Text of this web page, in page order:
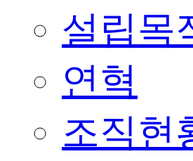
설립목
연혁
조직현